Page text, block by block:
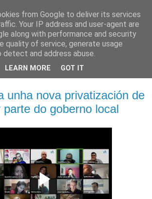
unha nova privatización de
do goberno local
from Google to deliver its services
Your IP address and user-agent are
along with performance and security
quality of service, generate usage
and address abuse.
LEARN MORE GOT IT